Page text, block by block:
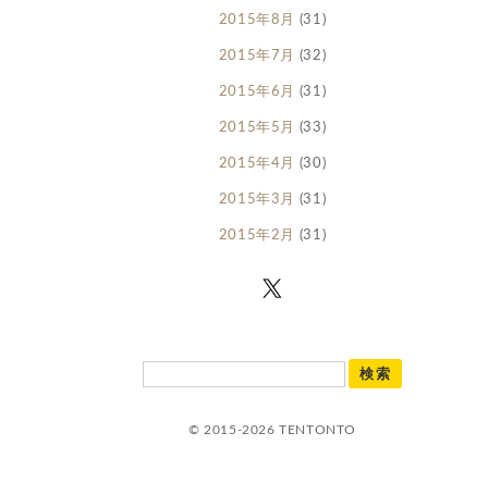
2015年8月 (31)
2015年7月 (32)
2015年6月 (31)
2015年5月 (33)
2015年4月 (30)
2015年3月 (31)
2015年2月 (31)
© 2015-2026 TENTONTO